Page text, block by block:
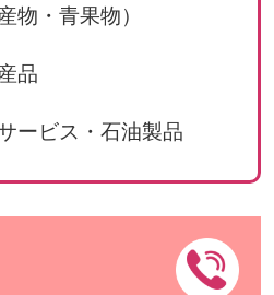
物・青果物）
品
ービス・石油製品